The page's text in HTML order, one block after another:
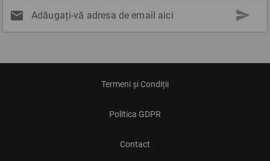
mail Adăugați-vă adresa de email aici send
Termeni și Condiții
Politica GDPR
Contact